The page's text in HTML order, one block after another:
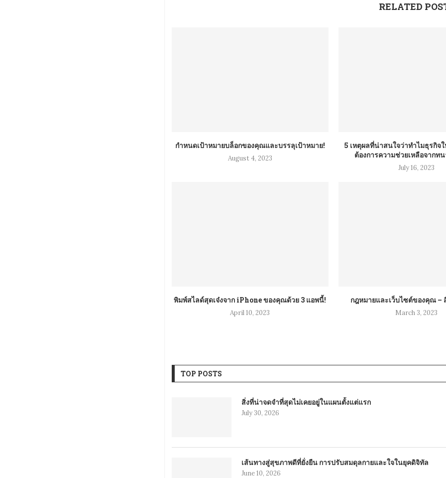
RELATED
กำหนดเป้าหมายบล็อกของคุณและบรรลุเป้าหมาย!
August 4, 2023
5 เหตุผลที่น่าสนใจว่าทำไมธุรกิจ
ต้องการความช่วยเหลือจากท
July 16, 2023
พิมพ์สไลด์สุดเจ๋งจาก iPhone ของคุณด้วย 3 แอพนี้!
April 10, 2023
กฎหมายและเว็บไซต์ของคุณ –
March 3, 2023
TOP POSTS
สิ่งที่น่าจดจำที่สุดไม่เคยอยู่ในแผนตั้งแต่แรก
July 30, 2026
เส้นทางสู่สุขภาพดีที่ยั่งยืน การปรับสมดุลกายและใจในยุคดิจิทัล
June 10, 2026